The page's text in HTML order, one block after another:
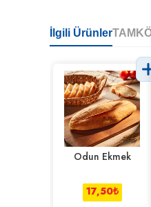
İlgili Ürünler
Odun Ekmek
17,50₺